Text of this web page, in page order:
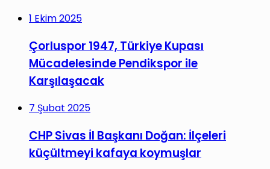
1 Ekim 2025
Çorluspor 1947, Türkiye Kupası
Mücadelesinde Pendikspor ile
Karşılaşacak
7 Şubat 2025
CHP Sivas İl Başkanı Doğan: İlçeleri
küçültmeyi kafaya koymuşlar